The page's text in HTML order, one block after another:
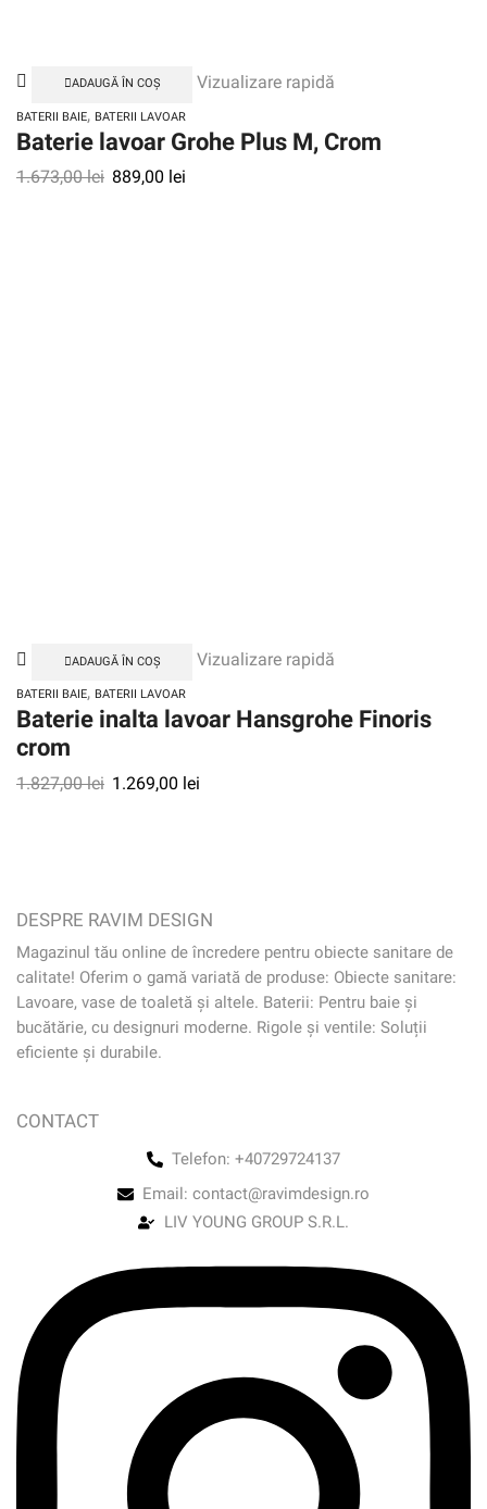
ADAUGĂ ÎN COȘ Vizualizare rapidă
BATERII BAIE, BATERII LAVOAR
Baterie lavoar Grohe Plus M, Crom
1.673,00lei 889,00 lei
ADAUGĂ ÎN COȘ Vizualizare rapidă
BATERII BAIE, BATERII LAVOAR
Baterie inalta lavoar Hansgrohe Finoris
crom
1.827,00lei 1.269,00 lei
DESPRE RAVIM DESIGN
Magazinul tău online de încredere pentru obiecte sanitare de
calitate! Oferim o gamă variată de produse: Obiecte sanitare:
Lavoare, vase de toaletă și altele. Baterii: Pentru baie și
bucătărie, cu designuri moderne. Rigole și ventile: Soluții
eficiente și durabile.
CONTACT
Telefon: +40729724137
Email: contact@ravimdesign.ro
LIV YOUNG GROUP S.R.L.